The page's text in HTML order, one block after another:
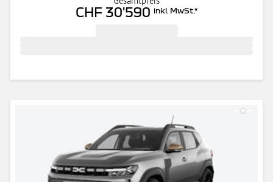
CHF 30'590 inkl. MwSt.*